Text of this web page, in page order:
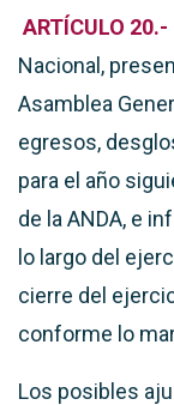
ARTÍCULO 20.-
Nacional,
Asamblea
egresos,
para el año
de la ANDA, e
lo largo del
cierre del
conforme lo
Los posibles